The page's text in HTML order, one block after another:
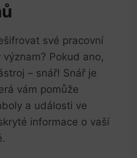
své pracovní
Pokud ano,
– snář! Snář je
vám pomůže
a události ve
informace o vaší